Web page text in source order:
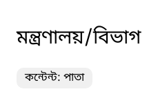
মন্ত্রণালয়/বিভাগ
কন্টেন্ট: পাতা